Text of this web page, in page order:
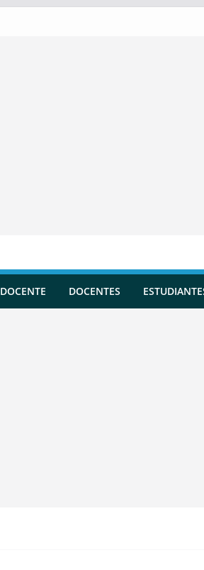
DOCENTE DOCENTES